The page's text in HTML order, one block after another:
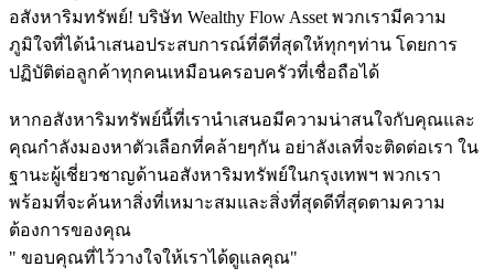
อสังหาริมทรัพย์! บริษัท Wealthy Flow Asset พวกเรามีความ
ภูมิใจที่ได้นำเสนอประสบการณ์ที่ดีที่สุดให้ทุกๆท่าน โดยการ
ปฏิบัติต่อลูกค้าทุกคนเหมือนครอบครัวที่เชื่อถือได้
หากอสังหาริมทรัพย์นี้ที่เรานำเสนอมีความน่าสนใจกับคุณและ
คุณกำลังมองหาตัวเลือกที่คล้ายๆกัน อย่าลังเลที่จะติดต่อเรา ใน
ฐานะผู้เชี่ยวชาญด้านอสังหาริมทรัพย์ในกรุงเทพฯ พวกเรา
พร้อมที่จะค้นหาสิ่งที่เหมาะสมและสิ่งที่สุดดีที่สุดตามความ
ต้องการของคุณ
" ขอบคุณที่ไว้วางใจให้เราได้ดูแลคุณ"